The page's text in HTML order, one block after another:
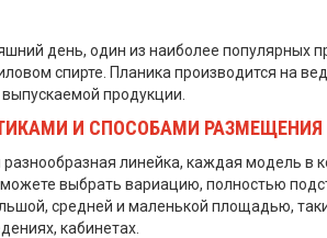
день, один из наиболее популярных
спирте. Планика производится на
продукции.
И СПОСОБАМИ РАЗМЕЩЕНИЯ
линейка, каждая модель в
выбрать вариацию, полностью
средней и маленькой площадью,
кабинетах.